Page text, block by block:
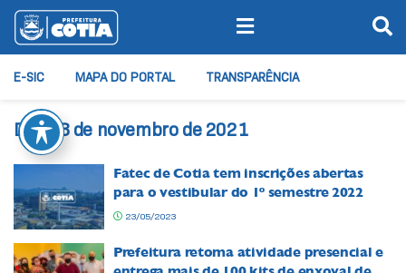
E-SIC MAPA DO PORTAL TRANSPARÊNCIA
Dia:18 de novembro de 2021
Fatec de Cotia tem inscrições abertas
para o vestibular do 1º semestre 2022
23/05/2023
Prefeitura retoma atividade presencial e